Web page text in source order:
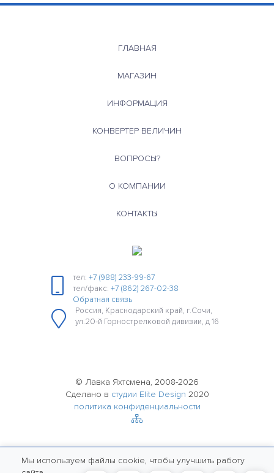
ГЛАВНАЯ
МАГАЗИН
ИНФОРМАЦИЯ
КОНВЕРТЕР ВЕЛИЧИН
ВОПРОСЫ?
О КОМПАНИИ
КОНТАКТЫ
тел: +7 (988) 233-99-67
тел/факс: +7 (862) 267-02-38
Обратная связь
Россия, Краснодарский край, г.Сочи,
ул.20-й Горнострелковой дивизии, д 16
© Лавка Яхтсмена, 2008-2026
Сделано в студии Elite Design 2020
политика конфиденциальности
Мы используем файлы cookie, чтобы улучшить работу